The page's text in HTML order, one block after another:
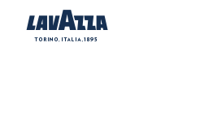
KAFA Un café unique, mono-